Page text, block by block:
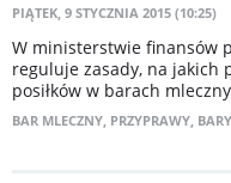
PIĄTEK, 9 STYCZNIA 2015 (10:25)
W ministerstwie finansów
reguluje zasady, na jakich
posiłków w barach
BAR MLECZNY, PRZYPRAWY,